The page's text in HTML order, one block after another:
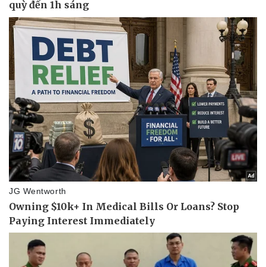
Pháp luật
Vụ án
Tin nóng
Tư vấn luật
Vũ khí
Việt Nam
Phân tích